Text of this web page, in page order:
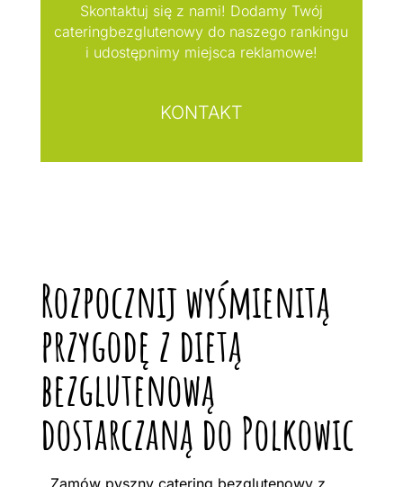
Skontaktuj się z nami! Dodamy Twój
cateringbezglutenowy do naszego rankingu
i udostępnimy miejsca reklamowe!
KONTAKT
Rozpocznij wyśmienitą
przygodę z dietą
bezglutenową
dostarczaną do Polkowic
Zamów pyszny catering bezglutenowy z